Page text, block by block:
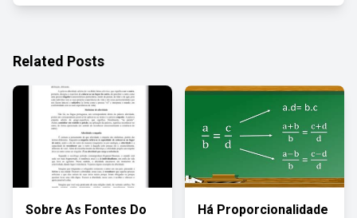
Related Posts
Sobre As Fontes Do
Há Proporcionalidade